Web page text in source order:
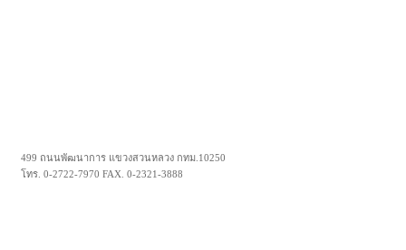
499 ถนนพัฒนาการ แขวงสวนหลวง กทม.10250
โทร. 0-2722-7970 FAX. 0-2321-3888